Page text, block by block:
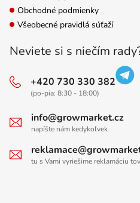
Obchodné podmienky
Všeobecné pravidlá súťaží
Neviete si s niečím
+420 730 330 382
(po-pia: 8:30 - 18:00)
info@growmarket.cz
napíšte nám kedykoľvek
tu s Vami vyriešime reklamáciu